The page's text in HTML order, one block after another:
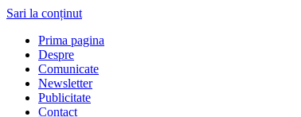
Sari la conținut
Prima pagina
Despre
Comunicate
Newsletter
Publicitate
Contact